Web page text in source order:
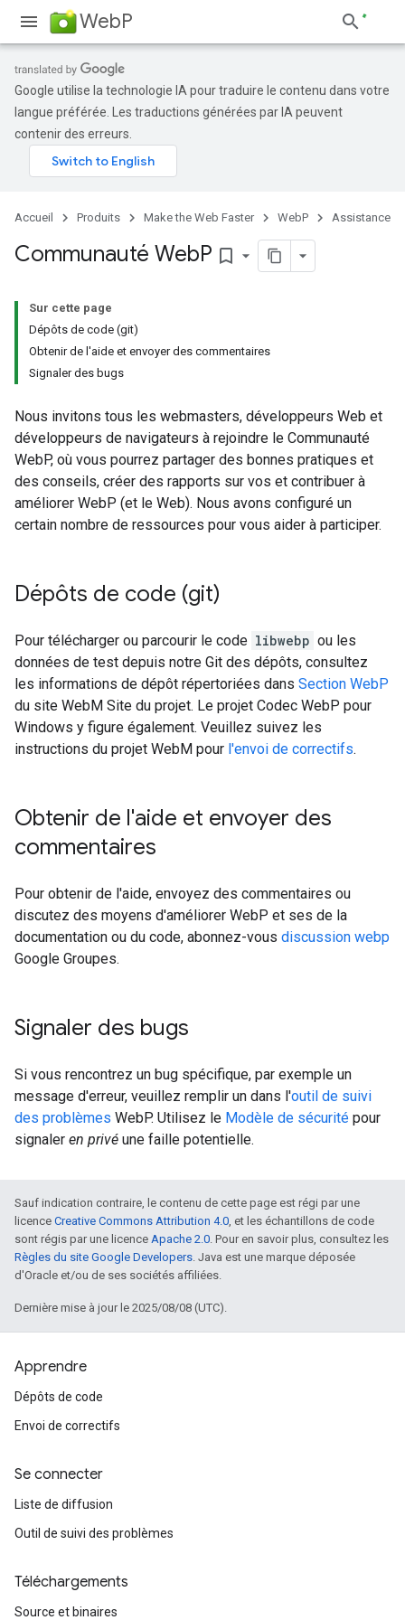
WebP
Google utilise la technologie IA pour traduire le contenu dans votre
langue préférée. Les traductions générées par IA peuvent
contenir des erreurs.
Accueil Produits Make the Web Faster WebP Assistance
Communauté WebP bookmark_border
Sur cette page
Dépôts de code (git)
Obtenir de l'aide et envoyer des commentaires
Signaler des bugs
Nous invitons tous les webmasters, développeurs Web et
développeurs de navigateurs à rejoindre le Communauté
WebP, où vous pourrez partager des bonnes pratiques et
des conseils, créer des rapports sur vos et contribuer à
améliorer WebP (et le Web). Nous avons configuré un
certain nombre de ressources pour vous aider à participer.
Dépôts de code (git)
Pour télécharger ou parcourir le code libwebp ou les
données de test depuis notre Git des dépôts, consultez
les informations de dépôt répertoriées dans Section WebP
du site WebM Site du projet. Le projet Codec WebP pour
Windows y figure également. Veuillez suivez les
instructions du projet WebM pour l'envoi de correctifs.
Obtenir de l'aide et envoyer des
commentaires
Pour obtenir de l'aide, envoyez des commentaires ou
discutez des moyens d'améliorer WebP et ses de la
documentation ou du code, abonnez-vous discussion webp
Google Groupes.
Signaler des bugs
Si vous rencontrez un bug spécifique, par exemple un
message d'erreur, veuillez remplir un dans l'outil de suivi
des problèmes WebP. Utilisez le Modèle de sécurité pour
signaler en privé une faille potentielle.
Sauf indication contraire, le contenu de cette page est régi par une
licence Creative Commons Attribution 4.0, et les échantillons de code
sont régis par une licence Apache 2.0. Pour en savoir plus, consultez les
Règles du site Google Developers. Java est une marque déposée
d'Oracle et/ou de ses sociétés affiliées.
Dernière mise à jour le 2025/08/08 (UTC).
Apprendre
Dépôts de code
Envoi de correctifs
Se connecter
Liste de diffusion
Outil de suivi des problèmes
Téléchargements
Source et binaires